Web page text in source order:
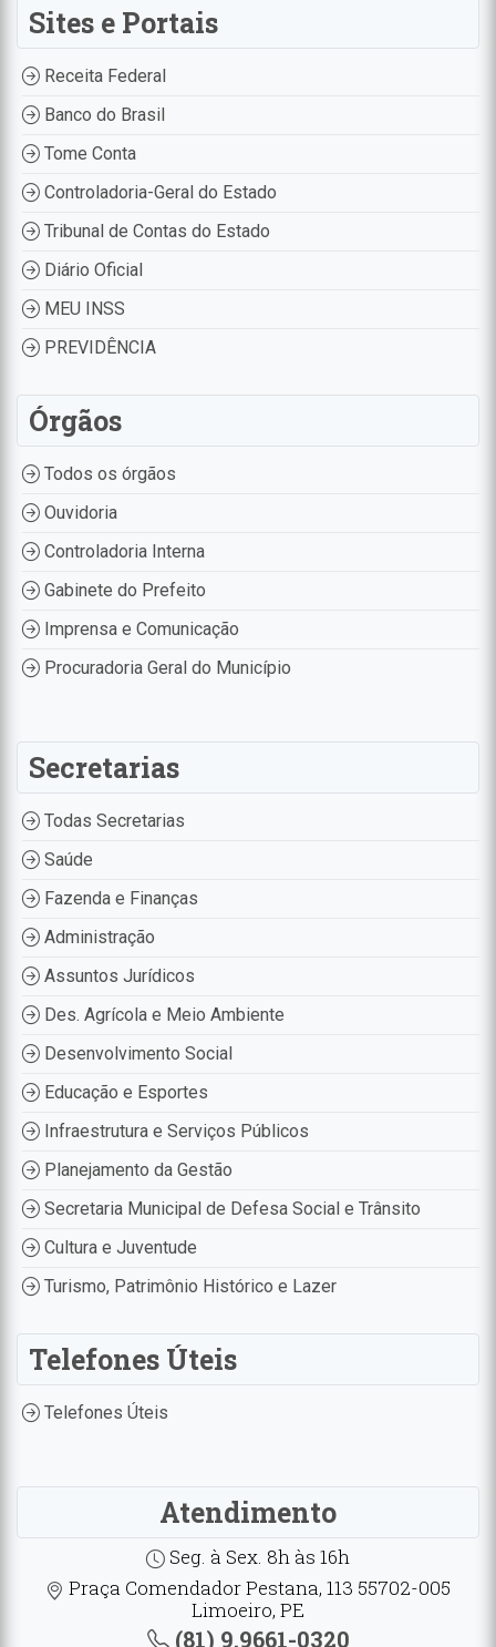
Sites e Portais
Receita Federal
Banco do Brasil
Tome Conta
Controladoria-Geral do Estado
Tribunal de Contas do Estado
Diário Oficial
MEU INSS
PREVIDÊNCIA
Órgãos
Todos os órgãos
Ouvidoria
Controladoria Interna
Gabinete do Prefeito
Imprensa e Comunicação
Procuradoria Geral do Município
Secretarias
Todas Secretarias
Saúde
Fazenda e Finanças
Administração
Assuntos Jurídicos
Des. Agrícola e Meio Ambiente
Desenvolvimento Social
Educação e Esportes
Infraestrutura e Serviços Públicos
Planejamento da Gestão
Secretaria Municipal de Defesa Social e Trânsito
Cultura e Juventude
Turismo, Patrimônio Histórico e Lazer
Telefones Úteis
Telefones Úteis
Atendimento
Seg. à Sex. 8h às 16h
Praça Comendador Pestana, 113 55702-005
Limoeiro, PE
(81) 9.9661-0320